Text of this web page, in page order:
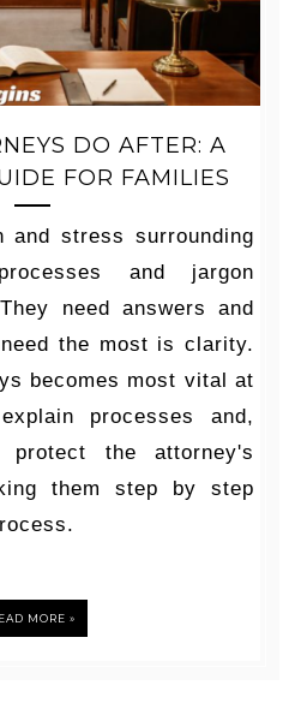
DO AFTER: A
FOR FAMILIES
and stress surrounding
and jargon
need answers and
the most is clarity.
becomes most vital at
processes and,
protect the attorney's
them step by step
MORE »